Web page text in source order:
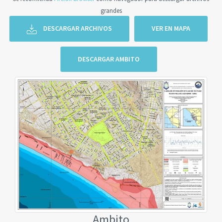
grandes
DESCARGAR ARCHIVOS VER EN MAPA
DESCARGAR AMBITO